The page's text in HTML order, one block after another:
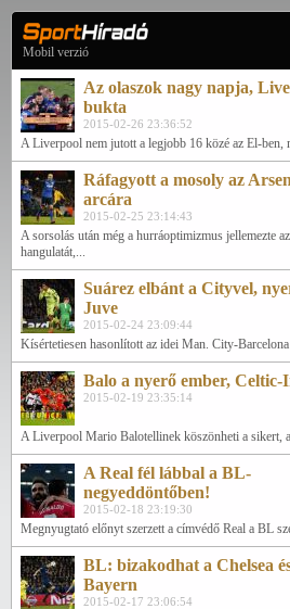
Mobil verzió
Az olaszok nagy napja,
bukta
2015-02-26 23:36:52
A Liverpool nem jutott a legjobb 16 közé az El-ben,
Ráfagyott a mosoly az
arcára
2015-02-25 23:14:43
A sorsolás után még a hurráoptimizmus jellemezte
hangulatát,...
Suárez elbánt a Cityvel,
Juve
2015-02-24 23:09:44
Kísértetiesen hasonlított az idei Man. City-
Balo a nyerő ember, Celtic-
2015-02-19 23:35:14
A Liverpool Mario Balotellinek köszönheti a sikert,
A Real fél lábbal a BL-
negyeddöntőben!
2015-02-18 23:19:30
Megnyugtató előnyt szerzett a címvédő Real a BL
BL: bizakodhat a Chelsea
Bayern
2015-02-17 23:06:54